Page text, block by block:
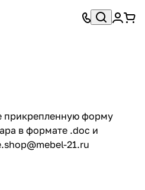
прикрепленную форму
в формате .doc и
21.ru